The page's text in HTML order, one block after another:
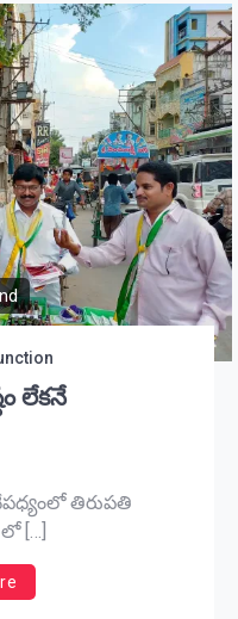
లేకనే
తిరుపతి
[…]